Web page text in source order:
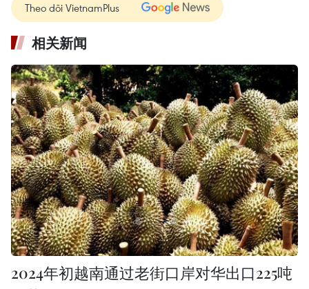
Theo dõi VietnamPlus
相关新闻
2024年初越南通过老街口岸对华出口225吨